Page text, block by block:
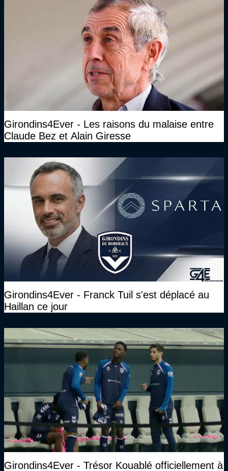
Girondins4Ever - Les raisons du malaise entre
Claude Bez et Alain Giresse
Girondins4Ever - Franck Tuil s'est déplacé au
Haillan ce jour
Girondins4Ever - Trésor Kouablé officiellement à